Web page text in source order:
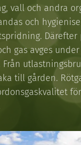
vall och andra
och
Därefter
gas avges
Från
till gården.